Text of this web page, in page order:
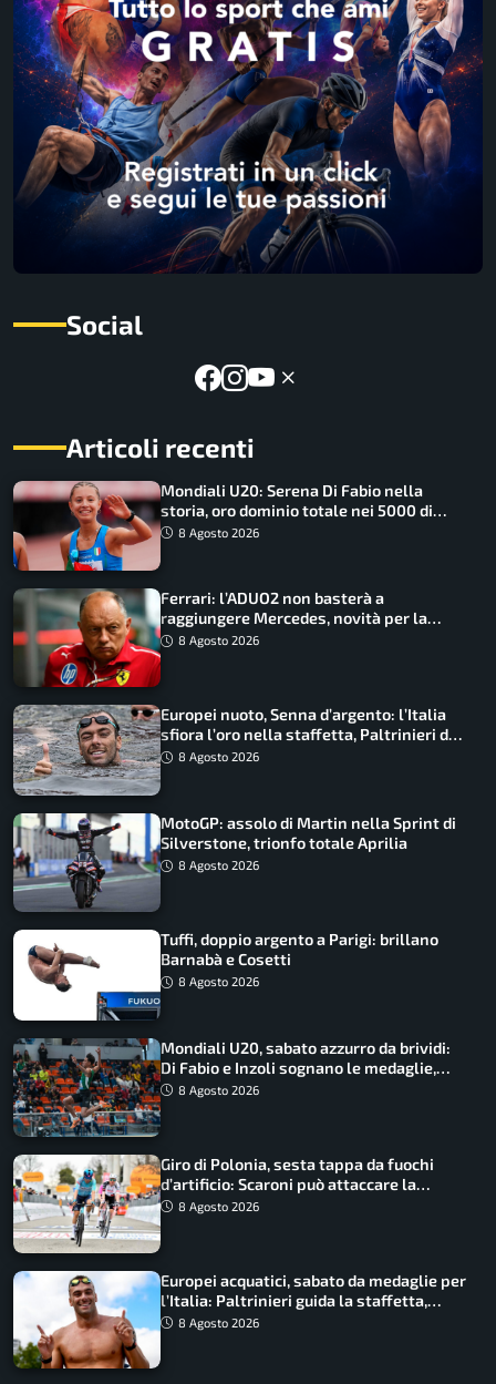
Social
Articoli recenti
Mondiali U20: Serena Di Fabio nella
storia, oro dominio totale nei 5000 di
marcia
8 Agosto 2026
Ferrari: l’ADUO2 non basterà a
raggiungere Mercedes, novità per la
Macarena
8 Agosto 2026
Europei nuoto, Senna d’argento: l’Italia
sfiora l’oro nella staffetta, Paltrinieri da
urlo, il bilancio azzurro
8 Agosto 2026
MotoGP: assolo di Martin nella Sprint di
Silverstone, trionfo totale Aprilia
8 Agosto 2026
Tuffi, doppio argento a Parigi: brillano
Barnabà e Cosetti
8 Agosto 2026
Mondiali U20, sabato azzurro da brividi:
Di Fabio e Inzoli sognano le medaglie,
Castellani e Succo in finale
8 Agosto 2026
Giro di Polonia, sesta tappa da fuochi
d’artificio: Scaroni può attaccare la
maglia di Lemmen
8 Agosto 2026
Europei acquatici, sabato da medaglie per
l’Italia: Paltrinieri guida la staffetta,
Barnabà sogna l’oro dalle grandi altezze
8 Agosto 2026